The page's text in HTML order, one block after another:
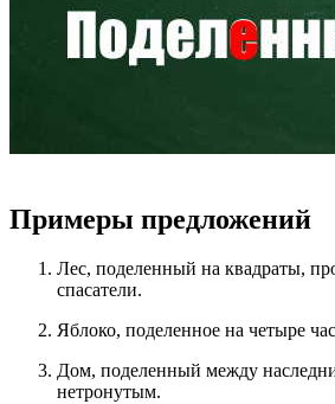
Примеры предложений
Лес, поделенный на квадраты,
спасатели.
Яблоко, поделенное на четыре
Дом, поделенный между
нетронутым.